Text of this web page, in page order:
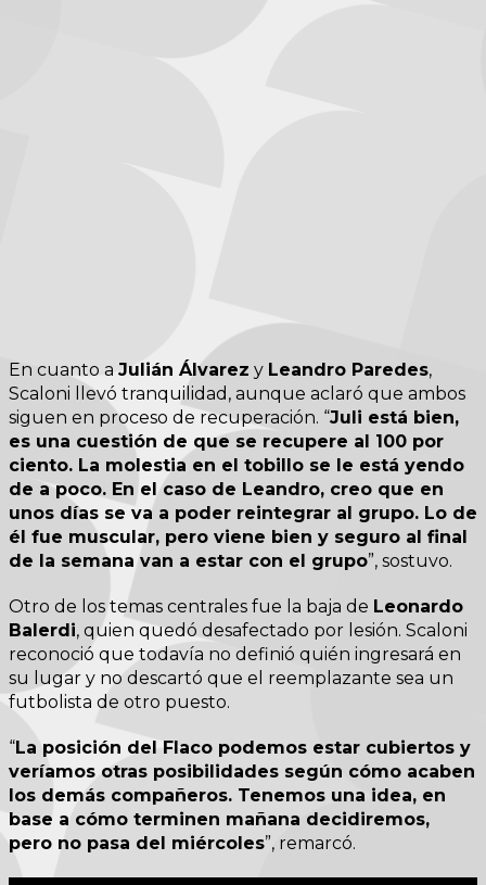
En cuanto a Julián Álvarez y Leandro Paredes,
Scaloni llevó tranquilidad, aunque aclaró que ambos
siguen en proceso de recuperación. “Juli está bien,
es una cuestión de que se recupere al 100 por
ciento. La molestia en el tobillo se le está yendo
de a poco. En el caso de Leandro, creo que en
unos días se va a poder reintegrar al grupo. Lo de
él fue muscular, pero viene bien y seguro al final
de la semana van a estar con el grupo”, sostuvo.
Otro de los temas centrales fue la baja de Leonardo
Balerdi, quien quedó desafectado por lesión. Scaloni
reconoció que todavía no definió quién ingresará en
su lugar y no descartó que el reemplazante sea un
futbolista de otro puesto.
“La posición del Flaco podemos estar cubiertos y
veríamos otras posibilidades según cómo acaben
los demás compañeros. Tenemos una idea, en
base a cómo terminen mañana decidiremos,
pero no pasa del miércoles”, remarcó.